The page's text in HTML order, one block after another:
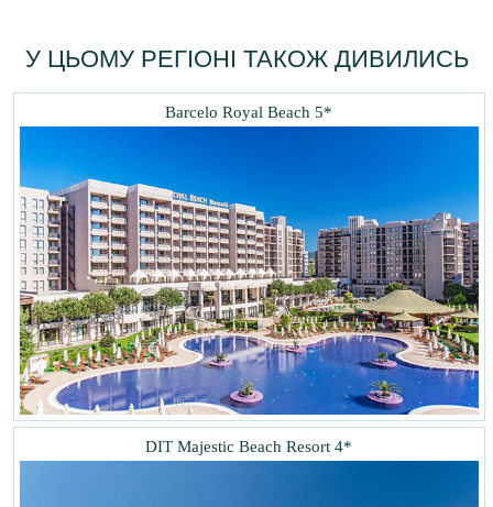
У ЦЬОМУ РЕГІОНІ ТАКОЖ ДИВИЛИСЬ
Barcelo Royal Beach 5*
DIT Majestic Beach Resort 4*